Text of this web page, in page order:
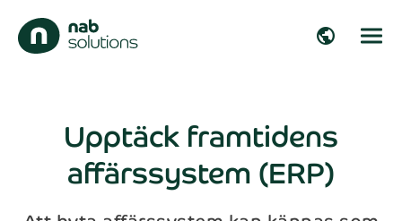
public
arrow_right_alt
Upptäck framtidens
affärssystem (ERP)
close
kort!
Förnamn*